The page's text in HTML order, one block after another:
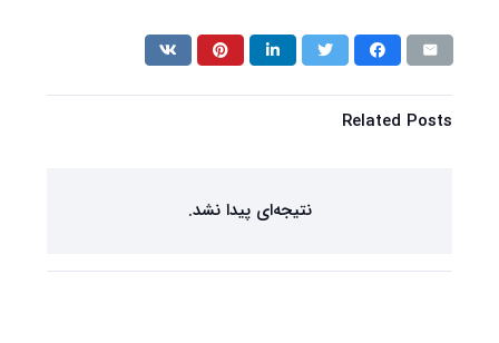
Related Posts
نتیجه‌ای پیدا نشد.